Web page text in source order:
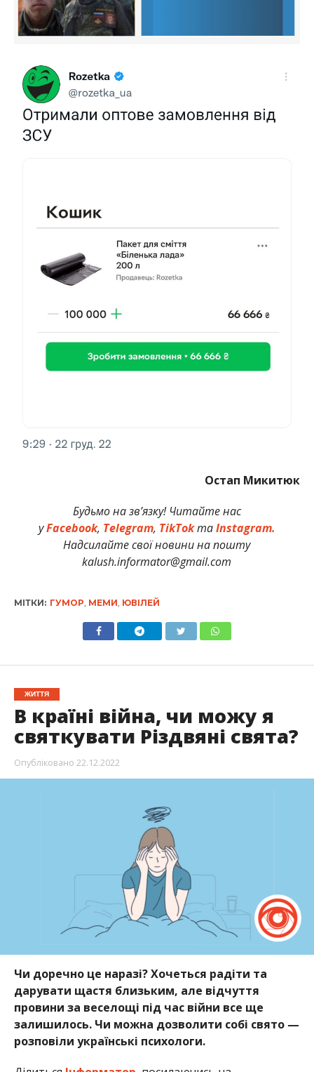
Остап Микитюк
Будьмо на зв’язку! Читайте нас
уFacebook, Telegram, TikTokтаInstagram.
Надсилайте свої новини на пошту
kalush.informator@gmail.com
МІТКИ: ГУМОР МЕМИ ЮВІЛЕЙ
ЖИТТЯ
В країні війна, чи можу я
святкувати Різдвяні свята?
Опубліковано 22.12.2022
Чи доречно це наразі? Хочеться радіти та
дарувати щастя близьким, але відчуття
провини за веселощі під час війни все ще
залишилось. Чи можна дозволити собі свято —
розповіли українські психологи.